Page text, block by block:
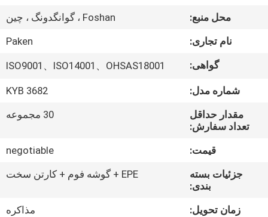
محصولات
کارخانه
کنترل
محل منبع:
Foshan ، گوانگدونگ ، چین
نام تجاری:
Paken
گواهی:
ISO9001、ISO14001、OHSAS18001
شماره مدل:
KYB 3682
مقدار حداقل
تعداد سفارش:
30 مجموعه
قیمت:
negotiable
جزئیات بسته
بندی:
EPE + گوشه فوم + کارتن سخت
زمان تحویل:
مذاکره